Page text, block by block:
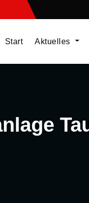
Start Aktuelles